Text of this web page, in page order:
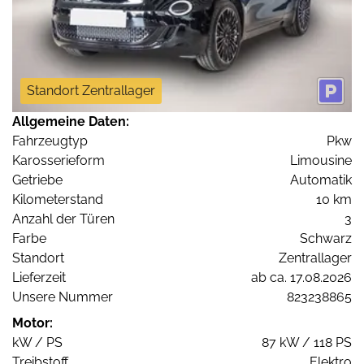
Standort Zentrallager
Allgemeine Daten:
Fahrzeugtyp
Pkw
Karosserieform
Limousine
Getriebe
Automatik
Kilometerstand
10 km
Anzahl der Türen
3
Farbe
Schwarz
Standort
Zentrallager
Lieferzeit
ab ca. 17.08.2026
Unsere Nummer
823238865
Motor:
kW / PS
87 kW / 118 PS